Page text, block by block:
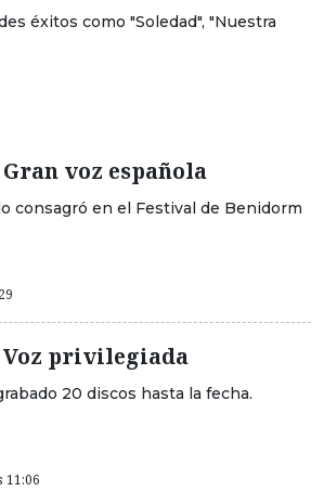
éxitos como "Soledad", "Nuestra
Gran voz española
consagró en el Festival de Benidorm
Voz privilegiada
20 discos hasta la fecha.
11:06